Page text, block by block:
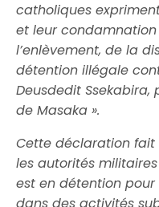
catholiques
et leur
l’enlèvement, de la
détention illégale
Deusdedit
de Masaka ».
Cette déclaration
les autorités
est en détention